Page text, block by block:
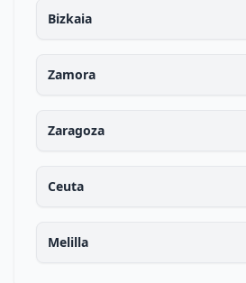
Bizkaia
Zamora
Zaragoza
Ceuta
Melilla